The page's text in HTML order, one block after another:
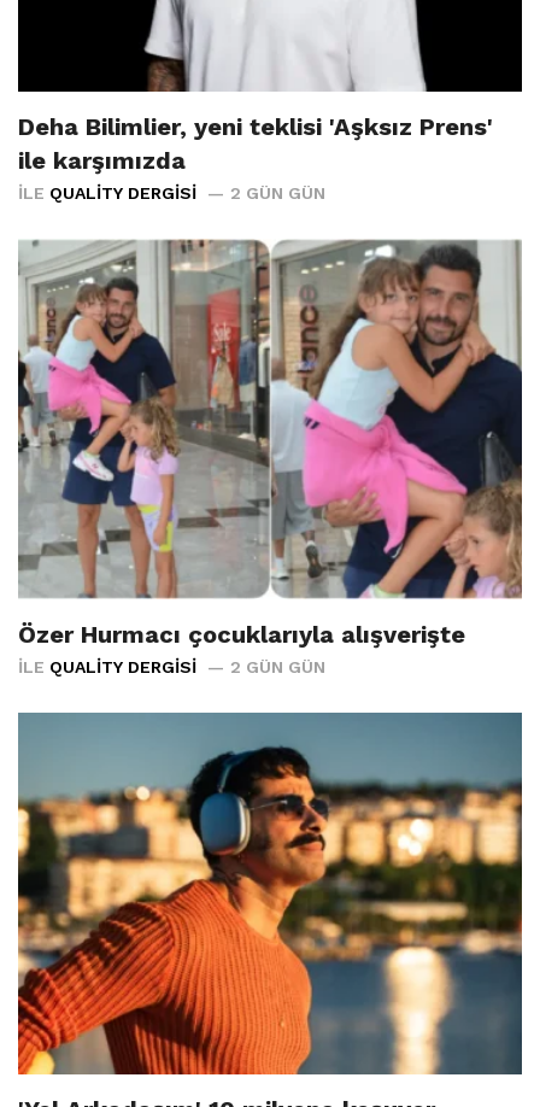
Deha Bilimlier, yeni teklisi 'Aşksız Prens'
ile karşımızda
İLE QUALITY DERGISI 2 GÜN GÜN
Özer Hurmacı çocuklarıyla alışverişte
İLE QUALITY DERGISI 2 GÜN GÜN